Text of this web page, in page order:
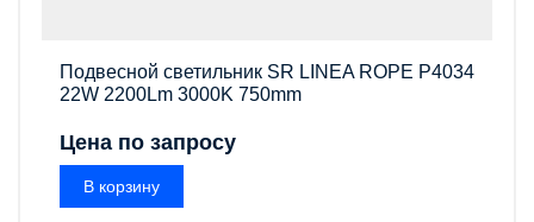
Подвесной светильник SR LINEA ROPE P4034
22W 2200Lm 3000K 750mm
Цена по запросу
В корзину